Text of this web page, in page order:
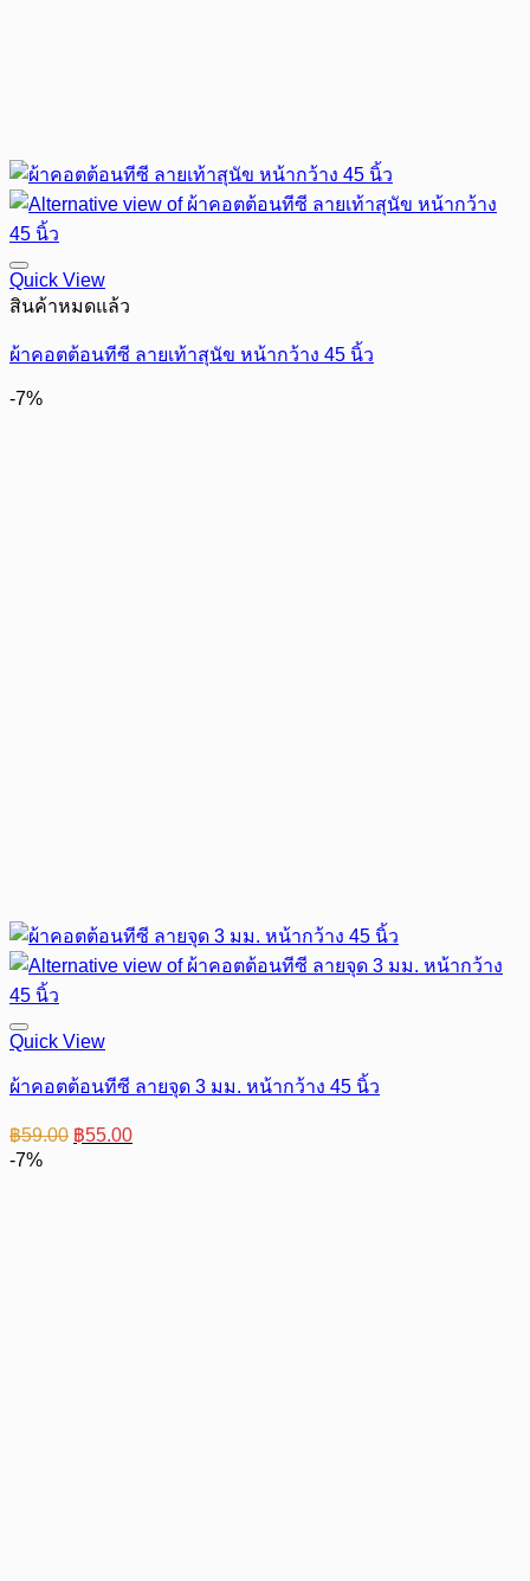
Quick View
สินค้าหมดแล้ว
ผ้าคอตต้อนทีซี ลายเท้าสุนัข หน้ากว้าง 45 นิ้ว
-7%
Quick View
ผ้าคอตต้อนทีซี ลายจุด 3 มม. หน้ากว้าง 45 นิ้ว
฿59.00 Original
price
฿55.00Current
price
-7%